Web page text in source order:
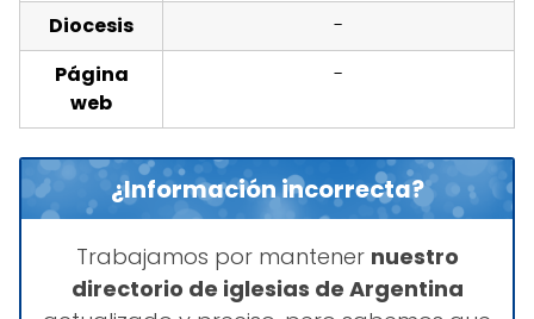
Diocesis
-
Página
web
-
¿Información incorrecta?
Trabajamos por mantener nuestro
directorio de iglesias de Argentina